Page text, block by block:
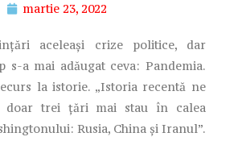
martie 23, 2022
aceleași crize politice, dar
s-a mai adăugat ceva: Pandemia.
la istorie. „Istoria recentă ne
doar trei țări mai stau în calea
Rusia, China și Iranul”.